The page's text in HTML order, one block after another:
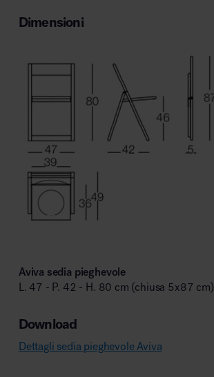
Dimensioni
Aviva sedia pieghevole
L. 47 - P. 42 - H. 80 cm (chiusa 5x87 cm)
Download
Dettagli sedia pieghevole Aviva